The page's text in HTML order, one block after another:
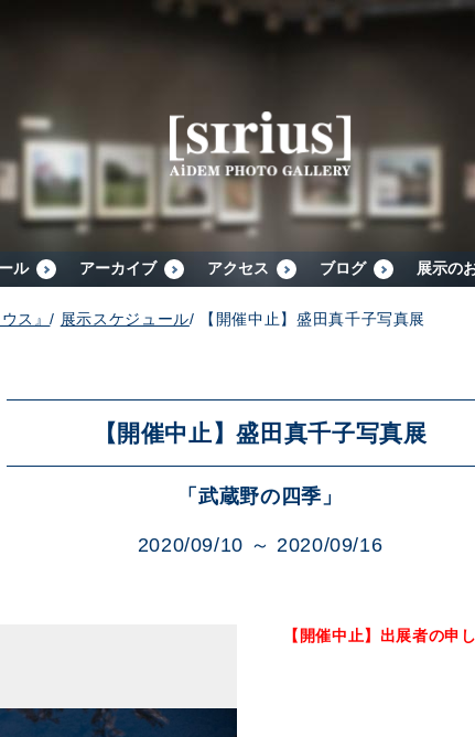
ル アーカイブ アクセス ブログ 展示の
ス』/ 展示スケジュール/ 【開催中止】盛田真千子写真展
【開催中止】盛田真千子写真展
「武蔵野の四季」
2020/09/10 ～ 2020/09/16
【開催中止】 出展者の申
展示スケジュール
アーカイブ